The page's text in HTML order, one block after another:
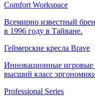
Comfort Workspace
Всемирно известный
в 1996 году в Тайване.
Геймерские кресла Brave
Инновационные игровые
высший класс
Professional Series